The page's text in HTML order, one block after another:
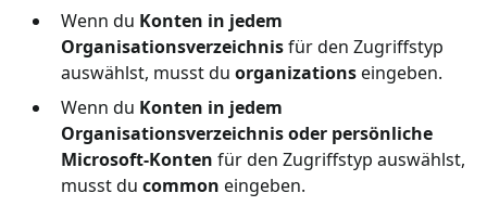
Wenn du Konten in jedem
Organisationsverzeichnisfür den Zugriffstyp
auswählst, musst du organizationseingeben.
Wenn du Konten in jedem
Organisationsverzeichnis oder persönliche
Microsoft-Konten für den Zugriffstyp auswählst,
musst du common eingeben.